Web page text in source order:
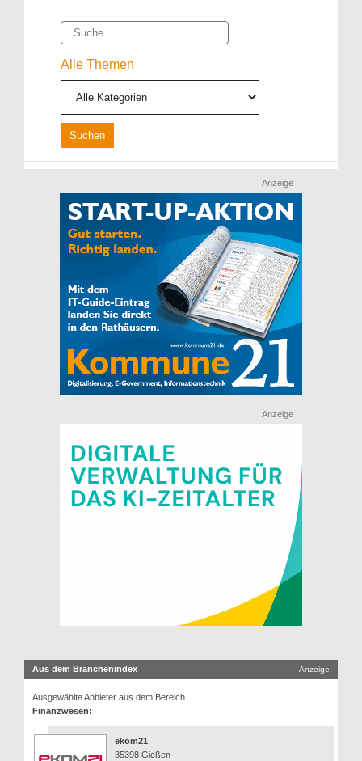
Suche
Alle Themen
Anzeige
Anzeige
Aus dem Branchenindex Anzeige
Ausgewählte Anbieter aus dem Bereich
Finanzwesen:
ekom21
35398 Gießen